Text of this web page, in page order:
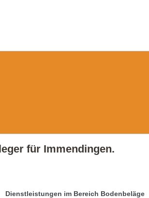
für Immendingen.
Dienstleistungen im Bereich Bodenbeläge